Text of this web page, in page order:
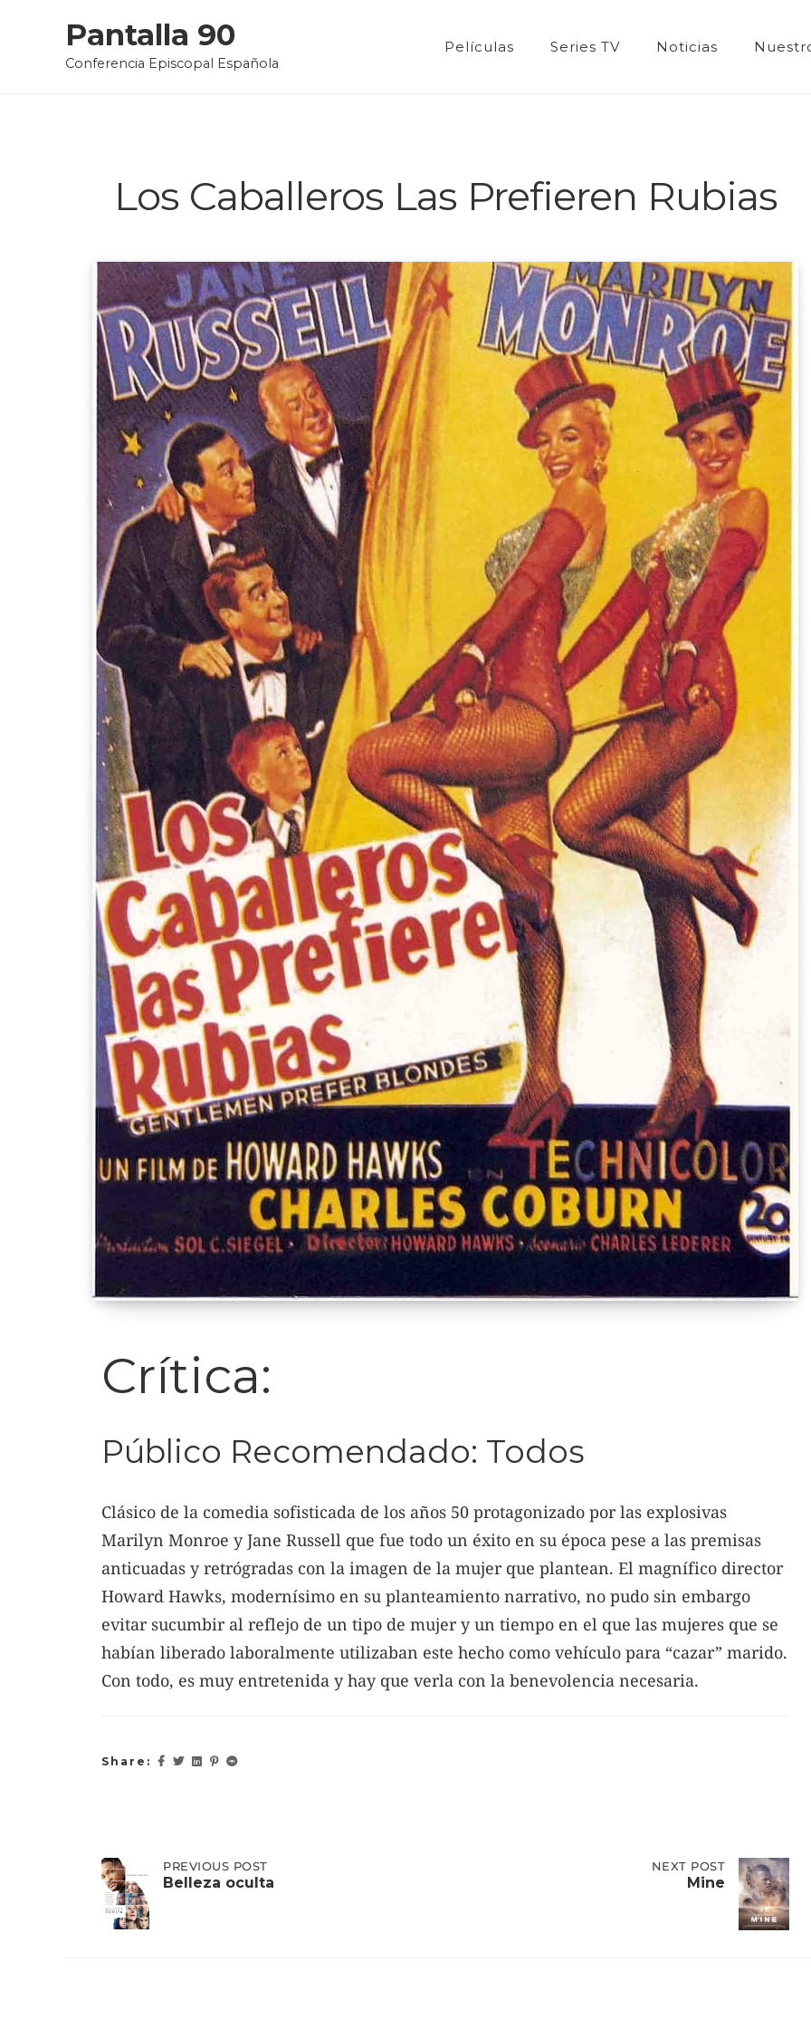
Pantalla 90
Conferencia Episcopal Española
Películas Series TV Noticias
Los Caballeros Las Prefieren Rubias
Crítica:
Público Recomendado: Todos
Clásico de la comedia sofisticada de los años 50 protagonizado por las explosivas
Marilyn Monroe y Jane Russell que fue todo un éxito en su época pese a las premisas
anticuadas y retrógradas con la imagen de la mujer que plantean. El magnífico director
Howard Hawks, modernísimo en su planteamiento narrativo, no pudo sin embargo
evitar sucumbir al reflejo de un tipo de mujer y un tiempo en el que las mujeres que se
habían liberado laboralmente utilizaban este hecho como vehículo para “cazar” marido.
Con todo, es muy entretenida y hay que verla con la benevolencia necesaria.
Share:
Post
navigation
PREVIOUS
POST:
PREVIOUS POST
Belleza oculta
NEXT POST
Mine